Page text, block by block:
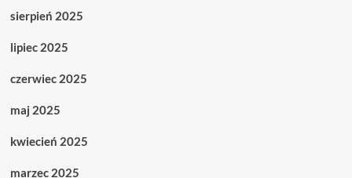
sierpień 2025
lipiec 2025
czerwiec 2025
maj 2025
kwiecień 2025
marzec 2025